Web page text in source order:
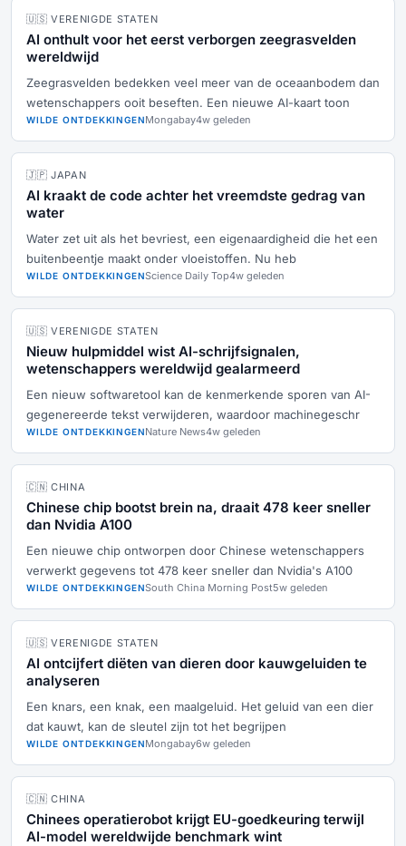
🇺🇸 VERENIGDE STATEN
AI onthult voor het eerst verborgen zeegrasvelden
wereldwijd
Zeegrasvelden bedekken veel meer van de oceaanbodem dan
wetenschappers ooit beseften. Een nieuwe AI-kaart toon
WILDE ONTDEKKINGENMongabay4w geleden
🇯🇵 JAPAN
AI kraakt de code achter het vreemdste gedrag van
water
Water zet uit als het bevriest, een eigenaardigheid die het een
buitenbeentje maakt onder vloeistoffen. Nu heb
WILDE ONTDEKKINGENScience Daily Top4w geleden
🇺🇸 VERENIGDE STATEN
Nieuw hulpmiddel wist AI-schrijfsignalen,
wetenschappers wereldwijd gealarmeerd
Een nieuw softwaretool kan de kenmerkende sporen van AI-
gegenereerde tekst verwijderen, waardoor machinegeschr
WILDE ONTDEKKINGENNature News4w geleden
🇨🇳 CHINA
Chinese chip bootst brein na, draait 478 keer sneller
dan Nvidia A100
Een nieuwe chip ontworpen door Chinese wetenschappers
verwerkt gegevens tot 478 keer sneller dan Nvidia's A100
WILDE ONTDEKKINGENSouth China Morning Post5w geleden
🇺🇸 VERENIGDE STATEN
AI ontcijfert diëten van dieren door kauwgeluiden te
analyseren
Een knars, een knak, een maalgeluid. Het geluid van een dier
dat kauwt, kan de sleutel zijn tot het begrijpen
WILDE ONTDEKKINGENMongabay6w geleden
🇨🇳 CHINA
Chinees operatierobot krijgt EU-goedkeuring terwijl
AI-model wereldwijde benchmark wint